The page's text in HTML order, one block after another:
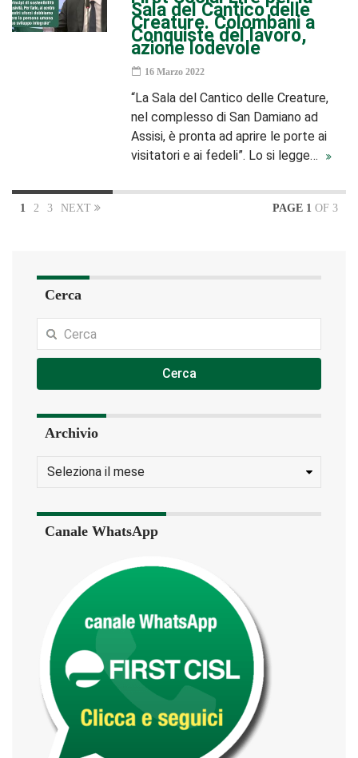
Sala del Cantico delle
Creature. Colombani a
Conquiste del lavoro,
azione lodevole
16 Marzo 2022
“La Sala del Cantico delle Creature,
nel complesso di San Damiano ad
Assisi, è pronta ad aprire le porte ai
visitatori e ai fedeli”. Lo si legge…
1 2 3 NEXT PAGE 1 OF 3
Cerca
Cerca
Archivio
Canale WhatsApp